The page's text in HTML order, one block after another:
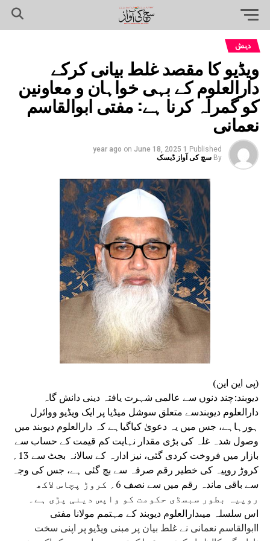
دیش
ویڈیو کا مقصد غلط بیانی کرکے
دارالعلوم کے بہی خواہان و معاونین
کو گمراہ کرنا ہے: مفتی ابوالقاسم
نعمانی
Published
1 year ago
on June 18, 2025
By سچ کی آواز ڈیسک
(پی این این)
دیوبند:چند دنوں سے عالمی شہرت یافتہ دینی دانش گاہ
دارالعلوم دیوبندسے متعلق سوشل میڈیا پر ایک ویڈیو ووائرل
ہورہاہے، جس میں یہ دعویٰ کیاگیاہے کہ دارالعلوم دیوبند میں
وصول شدہ غلہ کی بڑی مقدار نہایت کم قیمت کے حساب سے
بازار میں فروخت کردی گئی، نیز ادارہ کے سالانہ بجٹ سے 13؍
کروڑ روپیہ کی خطیر رقم صرفہ سے بچ گئی ہے، جس کی وجہ
سے باقی ماندہ رقم میں سے نصف 6؍ کروڑ پچاس لاکھ
روپیہ بطور سبسڈی حکومت کو واپس دینی پڑی ہے۔
اس سلسلہ میںدارالعلوم دیوبند کے مہتمم مولانا مفتی
اابوالقاسم نعمانی نے غلط بیان پر مبنی ویڈیو پر اپنی سخت